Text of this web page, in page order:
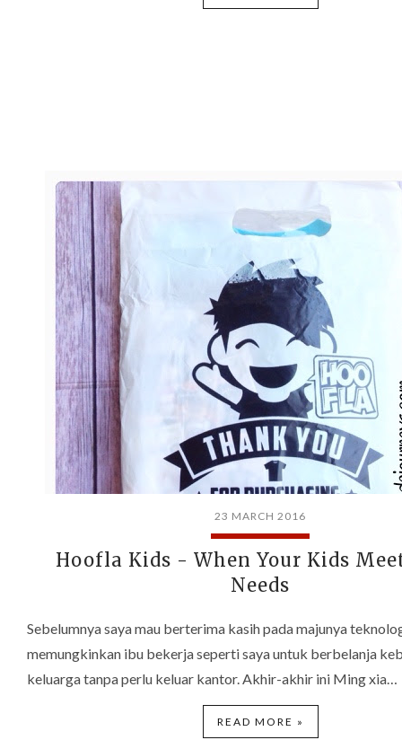
23 MARCH 2016
Hoofla Kids - When Your Kids
Needs
Sebelumnya saya mau berterima kasih pada majunya
memungkinkan ibu bekerja seperti saya untuk berbelanja
keluarga tanpa perlu keluar kantor. Akhir-akhir ini Ming xia…
READ MORE »